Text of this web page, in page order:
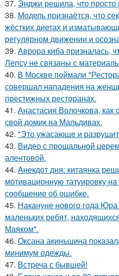
37. Энджи решила, что просто
38. Модель признаётся, что
жёстких диетах и
регулярном движении и
39. Аврора киба призналась,
Лепсу не связаны с
40. В Москве поймали
совершал нападения на
престижных ресторанах.
41. Анастасия Волочкова, как
свой домик на Мальдивах.
42. "Это ужасающе и
43. Видео с прощальной
алентовой.
44. Aнекдот дня: китаянка
мотивационную татуировку
сообщение об ошибке.
45. Накануне нового года
маленьких ребят,
Маяком".
46. Оксана акиньшина
минимум одежды.
47. Встреча с бывшей!